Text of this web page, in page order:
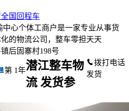
国回程车
心个体工商户是一家专业从事货
的物流公司，整车零担天天
后固寨村198号
第 1年
拨打电话
发货
潜江整车物
流 发货参